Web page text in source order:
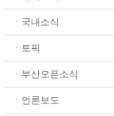
ㆍ국내소식
ㆍ토픽
ㆍ부산오픈소식
ㆍ언론보도